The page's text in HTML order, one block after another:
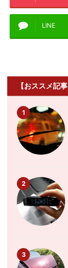
LINE
【おススメ記事
1
2
3